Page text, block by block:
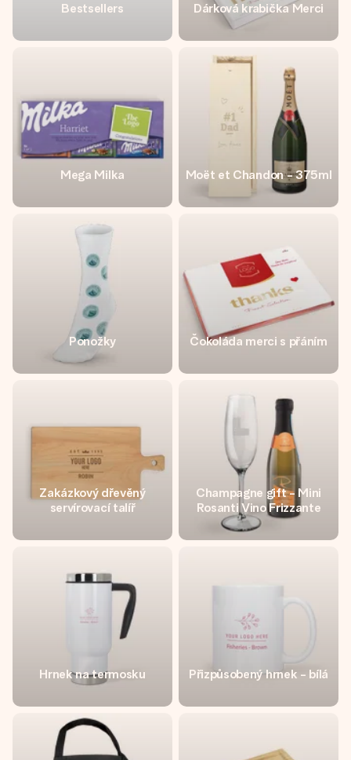
Bestsellers Dárková krabička Merci
Mega Milka Moët et Chandon - 375ml
Ponožky Čokoláda merci s přáním
Zakázkový dřevěný
servírovací talíř
Champagne gift - Mini
Rosanti Vino Frizzante
Hrnek na termosku Přizpůsobený hrnek - bílá